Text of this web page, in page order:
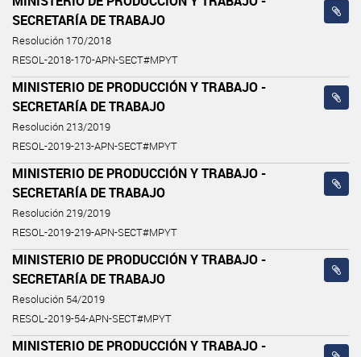
SECRETARÍA DE TRABAJO
Resolución 170/2018
RESOL-2018-170-APN-SECT#MPYT
MINISTERIO DE PRODUCCIÓN Y TRABAJO -
SECRETARÍA DE TRABAJO
Resolución 213/2019
RESOL-2019-213-APN-SECT#MPYT
MINISTERIO DE PRODUCCIÓN Y TRABAJO -
SECRETARÍA DE TRABAJO
Resolución 219/2019
RESOL-2019-219-APN-SECT#MPYT
MINISTERIO DE PRODUCCIÓN Y TRABAJO -
SECRETARÍA DE TRABAJO
Resolución 54/2019
RESOL-2019-54-APN-SECT#MPYT
MINISTERIO DE PRODUCCIÓN Y TRABAJO -